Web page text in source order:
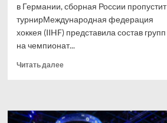
в Германии, сборная России пропустит
турнирМеждународная федерация
хоккея (IIHF) представила состав групп
на чемпионат...
Читать далееПрочитать
состав